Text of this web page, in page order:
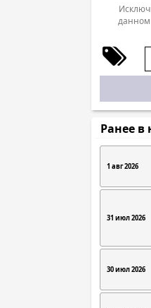
данном
Ранее в
1 авг 2026
31 июл 2026
30 июл 2026